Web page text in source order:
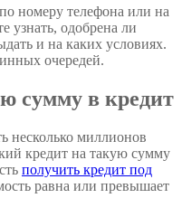
номеру телефона или на
узнать, одобрена ли
и на каких условиях.
очередей.
сумму в кредит
несколько миллионов
кредит на такую сумму
получить кредит под
равна или превышает